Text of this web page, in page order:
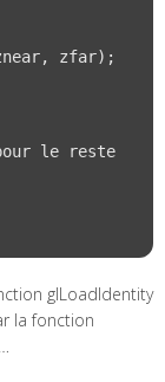
zfar);
le reste
glLoadIdentity
la fonction